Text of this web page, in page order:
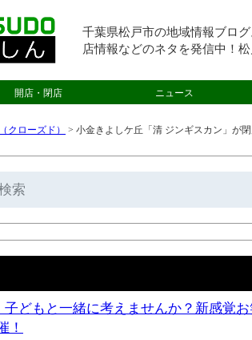
千葉県松戸市の地域情報ブロ
店情報などのネタを発信中！
開店・閉店 ニュース
クローズド） > 小金きよしケ丘「清 ジンギスカン」が
子どもと一緒に考えませんか？新感覚
！